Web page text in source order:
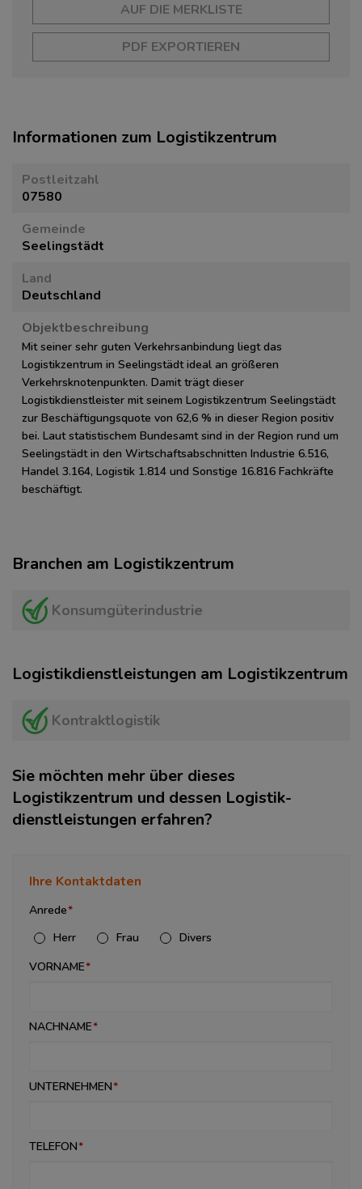
AUF DIE MERKLISTE
PDF EXPORTIEREN
Informationen zum Logistikzentrum
Postleitzahl
07580
Gemeinde
Seelingstädt
Land
Deutschland
Objektbeschreibung
Mit seiner sehr guten Verkehrsanbindung liegt das
Logistikzentrum in Seelingstädt ideal an größeren
Verkehrsknotenpunkten. Damit trägt dieser
Logistikdienstleister mit seinem Logistikzentrum Seelingstädt
zur Beschäftigungsquote von 62,6 % in dieser Region positiv
bei. Laut statistischem Bundesamt sind in der Region rund um
Seelingstädt in den Wirtschaftsabschnitten Industrie 6.516,
Handel 3.164, Logistik 1.814 und Sonstige 16.816 Fachkräfte
beschäftigt.
Branchen am Logistikzentrum
Konsumgüterindustrie
Logistikdienstleistungen am Logistikzentrum
Kontraktlogistik
Sie möchten mehr über dieses
Logistikzentrum und dessen Logistik­
dienstleistungen erfahren?
Ihre Kontaktdaten
Anrede
Herr
Frau
Divers
VORNAME
NACHNAME
UNTERNEHMEN
TELEFON